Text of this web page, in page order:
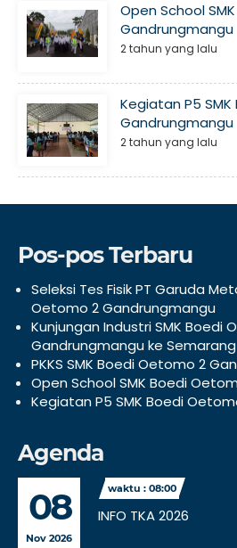
Open School
Gandrungmangu
2 tahun yang lalu
Kegiatan P5
Gandrungmangu
2 tahun yang lalu
Pos-pos Terbaru
Seleksi Tes Fisik PT Garuda
Oetomo 2 Gandrungmangu
Kunjungan Industri SMK Boedi
Gandrungmangu ke
PKKS SMK Boedi Oetomo 2
Open School SMK Boedi
Kegiatan P5 SMK Boedi
Agenda
08
Nov 2026
waktu : 08:00
INFO TKA 2026